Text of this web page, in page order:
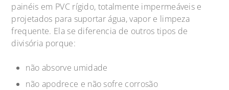
painéis em PVC rígido, totalmente impermeáveis e
projetados para suportar água, vapor e limpeza
frequente. Ela se diferencia de outros tipos de
divisória porque:
não absorve umidade
não apodrece e não sofre corrosão